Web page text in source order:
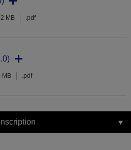
MB .pdf
MB .pdf